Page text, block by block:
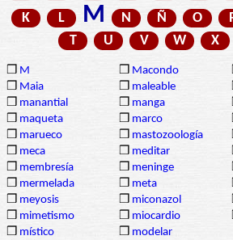
K
L M N Ñ O
T
U V W X
❒ M ❒ Macondo
❒ Maia ❒ maleable
❒ manantial ❒ manga
❒ maqueta ❒ marco
❒ marueco ❒ mastozoología
❒ meca ❒ meditar
❒ membresía ❒ meninge
❒ mermelada ❒ meta
❒ meyosis ❒ miconazol
❒ mimetismo ❒ miocardio
❒ místico ❒ modelar